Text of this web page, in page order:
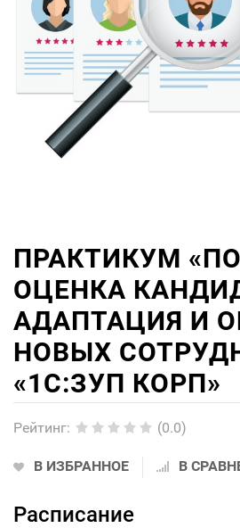
ПРАКТИКУМ
ОЦЕНКА
АДАПТАЦИЯ И
НОВЫХ
«1С:ЗУП КОРП»
Рейтинг: (0.0)
В ИЗБРАННОЕ В
Расписание